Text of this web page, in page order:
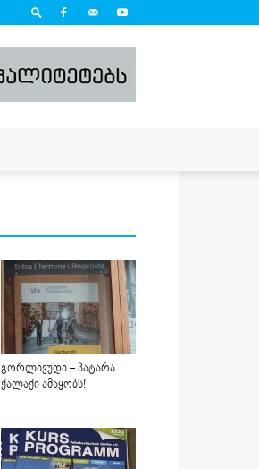
გორლივუდი – პატარა
ქალაქი ამაყობს!